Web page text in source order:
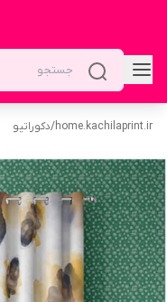
home.kachilaprint.ir
/دکوراتیو